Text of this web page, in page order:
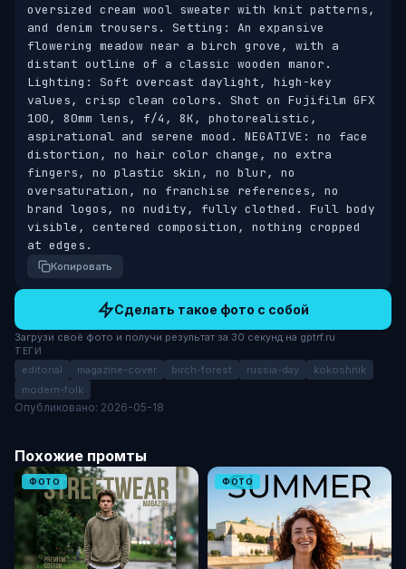
oversized cream wool sweater with knit patterns,
and denim trousers. Setting: An expansive
flowering meadow near a birch grove, with a
distant outline of a classic wooden manor.
Lighting: Soft overcast daylight, high-key
values, crisp clean colors. Shot on Fujifilm GFX
100, 80mm lens, f/4, 8K, photorealistic,
aspirational and serene mood. NEGATIVE: no face
distortion, no hair color change, no extra
fingers, no plastic skin, no blur, no
oversaturation, no franchise references, no
brand logos, no nudity, fully clothed. Full body
visible, centered composition, nothing cropped
at edges.
Копировать
Сделать такое фото с собой
Загрузи своё фото и получи результат за 30 секунд на gptrf.ru
ТЕГИ
editorial magazine-cover birch-forest russia-day
kokoshnik
modern-folk
Опубликовано: 2026-05-18
Похожие промты
ФОТО ФОТО